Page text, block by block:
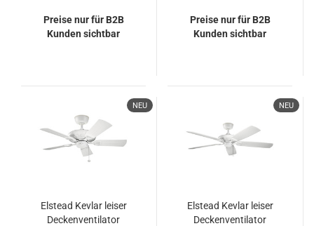
Preise nur für B2B
Kunden sichtbar
Preise nur für B2B
Kunden sichtbar
NEU
Elstead Kevlar leiser
Deckenventilator
NEU
Elstead Kevlar leiser
Deckenventilator